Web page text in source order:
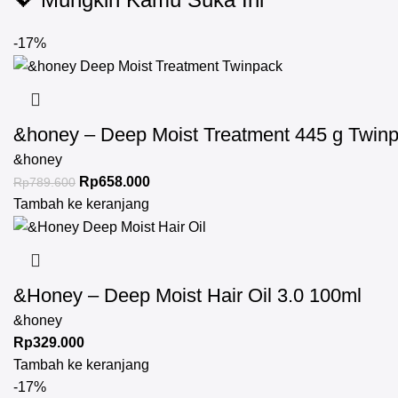
-17%
&honey – Deep Moist Treatment 445 g
&honey
Rp789.600 Rp658.000
Tambah ke keranjang
&Honey – Deep Moist Hair Oil 3.0 100ml
&honey
Rp329.000
Tambah ke keranjang
-17%